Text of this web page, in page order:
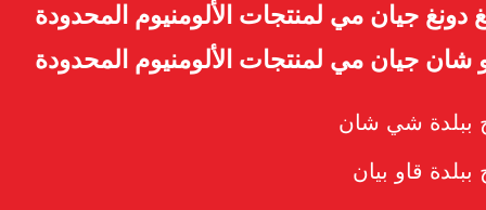
دونغ جيان مي لمنتجات الألومنيوم المحدودة
جيان مي لمنتجات الألومنيوم المحدودة
ببلدة شي شان
ببلدة قاو بيان